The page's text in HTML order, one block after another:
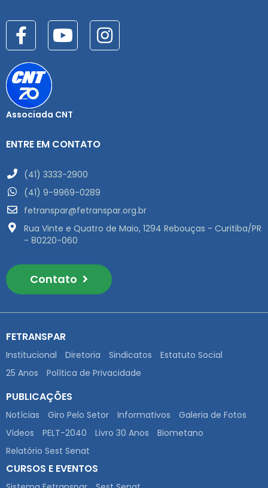
Associada CNT
ENTRE EM CONTATO
(41) 3333-2900
(41) 9-9969-0289
fetranspar@fetranspar.org.br
Rua Vinte e Quatro de Maio, 1294 Rebouças - Curitiba/PR
- 80220-060
Contato
FETRANSPAR
Institucional Diretoria Sindicatos
Estatuto Social
25 Anos
Política de Privacidade
PUBLICAÇÕES
Notícias Giro Pelo Setor Informativos
Galeria de Fotos
Vídeos
PELT-2040 Livro 30 Anos
Biometano
Relatório Sest Senat
CURSOS E EVENTOS